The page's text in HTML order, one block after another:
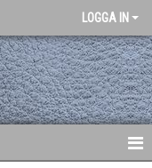
LOGGA IN